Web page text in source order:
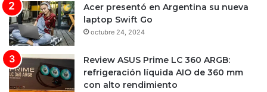
Acer presentó en Argentina su nueva
laptop Swift Go
octubre 24, 2024
Review ASUS Prime LC 360 ARGB:
refrigeración líquida AIO de 360 mm
con alto rendimiento